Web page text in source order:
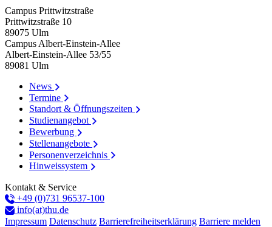
Campus Prittwitzstraße
Prittwitzstraße 10
89075 Ulm
Campus Albert-Einstein-Allee
Albert-Einstein-Allee 53/​55
89081 Ulm
News
Termine
Standort & Öffnungszeiten
Studienangebot
Bewerbung
Stellenangebote
Personenverzeichnis
Hinweissystem
Kontakt & Service
+49 (0)731 96537-100
info(at)thu.de
Impressum Datenschutz Barrierefreiheitserklärung Barriere melden